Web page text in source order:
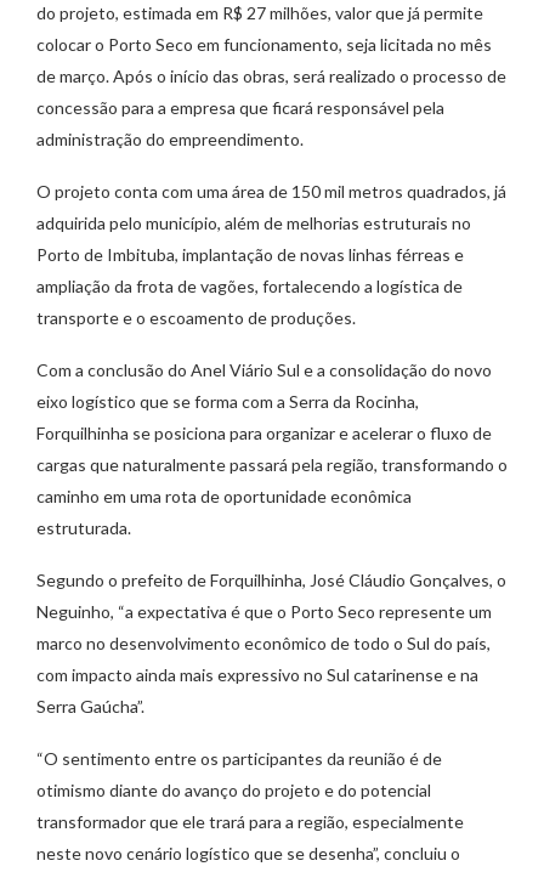
do projeto, estimada em R$ 27 milhões, valor que já permite
colocar o Porto Seco em funcionamento, seja licitada no mês
de março. Após o início das obras, será realizado o processo de
concessão para a empresa que ficará responsável pela
administração do empreendimento.
O projeto conta com uma área de 150 mil metros quadrados, já
adquirida pelo município, além de melhorias estruturais no
Porto de Imbituba, implantação de novas linhas férreas e
ampliação da frota de vagões, fortalecendo a logística de
transporte e o escoamento de produções.
Com a conclusão do Anel Viário Sul e a consolidação do novo
eixo logístico que se forma com a Serra da Rocinha,
Forquilhinha se posiciona para organizar e acelerar o fluxo de
cargas que naturalmente passará pela região, transformando o
caminho em uma rota de oportunidade econômica
estruturada.
Segundo o prefeito de Forquilhinha, José Cláudio Gonçalves, o
Neguinho, “a expectativa é que o Porto Seco represente um
marco no desenvolvimento econômico de todo o Sul do país,
com impacto ainda mais expressivo no Sul catarinense e na
Serra Gaúcha”.
“O sentimento entre os participantes da reunião é de
otimismo diante do avanço do projeto e do potencial
transformador que ele trará para a região, especialmente
neste novo cenário logístico que se desenha”, concluiu o